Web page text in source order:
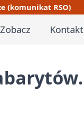
(komunikat RSO)
Zobacz Kontakt